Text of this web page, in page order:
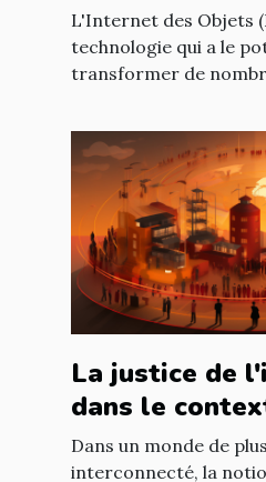
L'Internet des Objets
technologie qui a le
transformer de
La justice de
dans le
international :
défis
Dans un monde de
interconnecté, la